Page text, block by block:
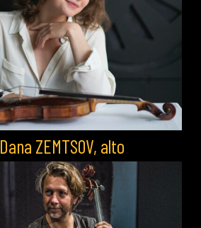
Dana ZEMTSOV, alto